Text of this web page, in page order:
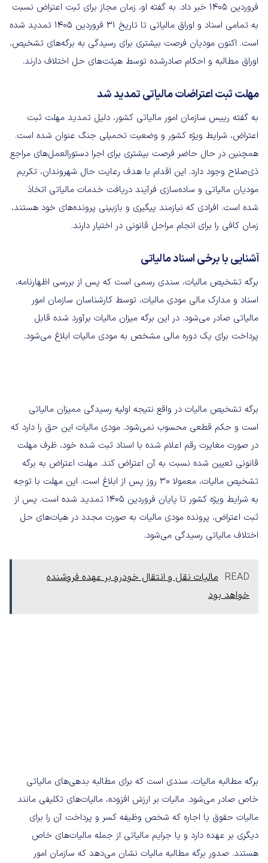
فروردین ۱۴۰۵ خبر داد. به گفته او، زمان مجاز برای ثبت اعتراض نسبت
به تمامی اسناد و اوراق مالیاتی تا تاریخ ۳۱ فروردین ۱۴۰۵ تمدید شده
است. اکنون مودیان فرصت بیشتری برای رسیدگی به برگه‌های تشخیص،
اوراق مطالبه و احکام صادرشده توسط هیئت‌های حل اختلاف دارند.
مهلت ثبت اعتراضات مالیاتی تمدید شد
به گفته رییس سازمان امور مالیاتی کشور، دلیل تمدید مهلت ثبت
اعتراض، شرایط ویژه کشور و وضعیت تحمیلی جنگ عنوان شده است.
همچنین در حال حاضر فرصت بیشتری برای اجرا دستورالعمل‌های مراجع
ذی‌صلاح وجود دارد. این اقدام با هدف رعایت حال شهروندان، تکریم
مودیان مالیاتی و ساده‌سازی فرآیند دریافت خدمات مالیاتی اتخاذ
شده است. افرادی که نیازمند پیگیری و بازبینی پرونده‌های خود هستند،
زمان کافی را برای انجام مراحل قانونی در اختیار دارند.
آشنایی با برخی اسناد مالیاتی
برگه تشخیص مالیات، سندی رسمی است که پس از بررسی اظهارنامه،
اسناد و مدارک مالی مودی مالیات، توسط کارشناسان سازمان امور
مالیاتی صادر می‌شود. در این برگه میزان مالیات برآورد شده قابل
پرداخت برای یک دوره مالی مشخص به مودی مالیات ابلاغ می‌شود.
برگه تشخیص مالیات در واقع نتیجه اولیه رسیدگی ممیزان مالیاتی
است و حکم قطعی محسوب نمی‌شود. مودی مالیات این حق را دارد که
در صورت مغایرت رقم اعلام شده با اسناد ثبت شده خود، ظرف مهلت
قانونی تعیین شده نسبت به آن اعتراض کند. مهلت اعتراض به برگه
تشخیص مالیات، معمولا ۳۰ روز پس از ابلاغ است. این مهلت با توجه
به شرایط ویژه کشور تا پایان فروردین ۱۴۰۵ تمدید شده است. پس از
ثبت اعتراض، پرونده مودی مالیات به صورت مجدد در هیات‌های حل
اختلاف مالیاتی رسیدگی می‌شود.
READ مالیات نقل و انتقال خودرو بر عهده فروشنده
خواهد بود
برگه مطالبه مالیات، سندی است که برای مطالبه بدهی‌های مالیاتی
خاص صادر می‌شود. مالیات بر ارزش افزوده، مالیات‌های تکلیفی مانند
مالیات حقوق یا اجاره که شخص وظیفه کسر و پرداخت آن را برای
دیگری بر عهده دارد و یا جرایم مالیاتی از جمله مالیات‌های خاص
هستند. صدور برگه مطالبه مالیات نشان می‌دهد که سازمان امور